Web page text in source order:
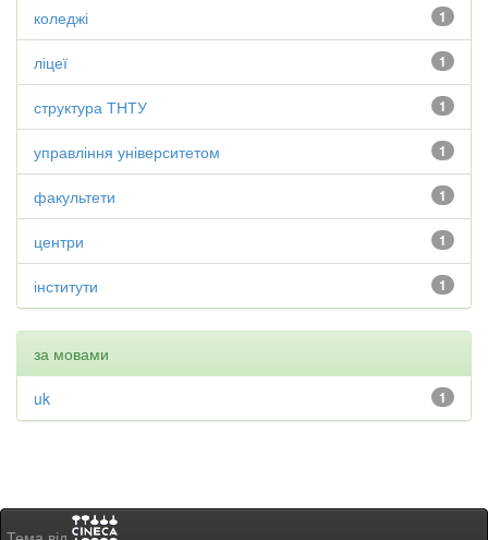
1
коледжі
1
ліцеї
1
структура ТНТУ
1
управління університетом
1
факультети
1
центри
1
інститути
за мовами
1
uk